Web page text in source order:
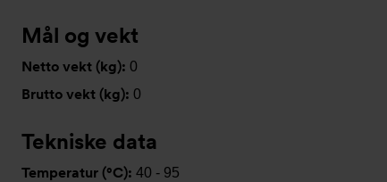
Mål og vekt
Netto vekt (kg): 0
Brutto vekt (kg): 0
Tekniske data
Temperatur (°C): 40 - 95